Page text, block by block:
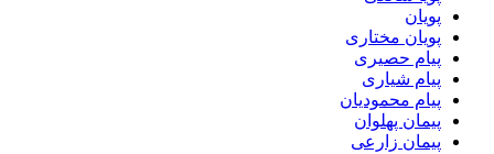
پویان
پویان مختاری
پیام حصیری
پیام شیاری
پیام محمودیان
پیمان پهلوان
پیمان زارعی